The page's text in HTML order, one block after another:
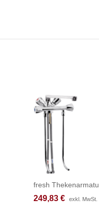
fresh
249,83 € exkl. MwSt.
249,83 € exkl. MwSt.